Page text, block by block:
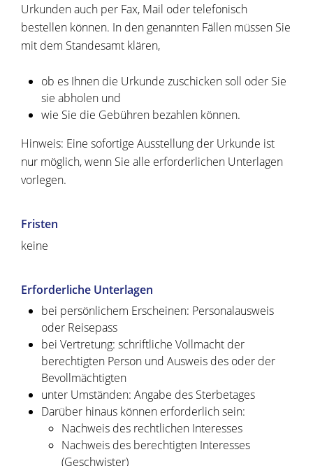
Urkunden auch per Fax, Mail oder telefonisch
bestellen können. In den genannten Fällen müssen Sie
mit dem Standesamt klären,
ob es Ihnen die Urkunde zuschicken soll oder Sie
sie abholen und
wie Sie die Gebühren bezahlen können.
Hinweis: Eine sofortige Ausstellung der Urkunde ist
nur möglich, wenn Sie alle erforderlichen Unterlagen
vorlegen.
Fristen
keine
Erforderliche Unterlagen
bei persönlichem Erscheinen: Personalausweis
oder Reisepass
bei Vertretung: schriftliche Vollmacht der
berechtigten Person und Ausweis des oder der
Bevollmächtigten
unter Umständen: Angabe des Sterbetages
Darüber hinaus können erforderlich sein:
Nachweis des rechtlichen Interesses
Nachweis des berechtigten Interesses
(Geschwister)